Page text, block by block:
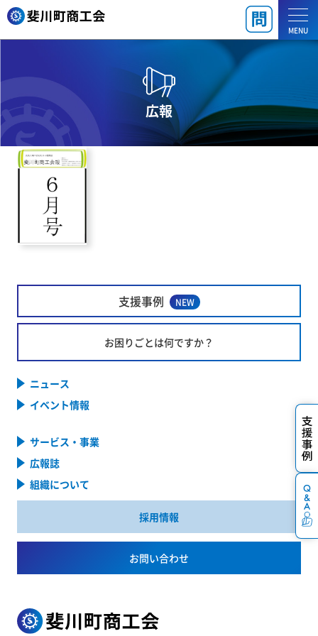
MENU
広報
支援事例 NEW
お困りごとは何ですか？
ニュース
イベント情報
サービス・事業
広報誌
組織について
採用情報
お問い合わせ